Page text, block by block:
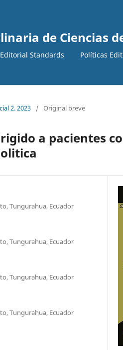
de Ciencias
Editorial Standards Políticas
2. 2023 / Original breve
a pacientes
Tungurahua, Ecuador
Tungurahua, Ecuador
Tungurahua, Ecuador
Tungurahua, Ecuador